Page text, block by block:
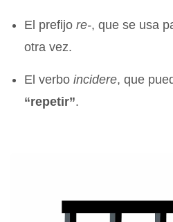
El prefijore-, que se usa
otra vez.
El verboincidere, que
“repetir”.